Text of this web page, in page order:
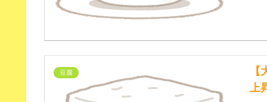
豆腐
上